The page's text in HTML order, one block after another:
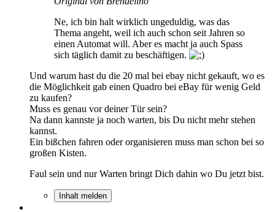
Ne, ich bin halt wirklich ungeduldig, was das
Thema angeht, weil ich auch schon seit Jahren so
einen Automat will. Aber es macht ja auch Spass
sich täglich damit zu beschäftigen.
Und warum hast du die 20 mal bei ebay nicht gekauft, wo es
die Möglichkeit gab einen Quadro bei eBay für wenig Geld
zu kaufen?
Muss es genau vor deiner Tür sein?
Na dann kannste ja noch warten, bis Du nicht mehr stehen
kannst.
Ein bißchen fahren oder organisieren muss man schon bei so
großen Kisten.
Faul sein und nur Warten bringt Dich dahin wo Du jetzt bist.
Inhalt melden